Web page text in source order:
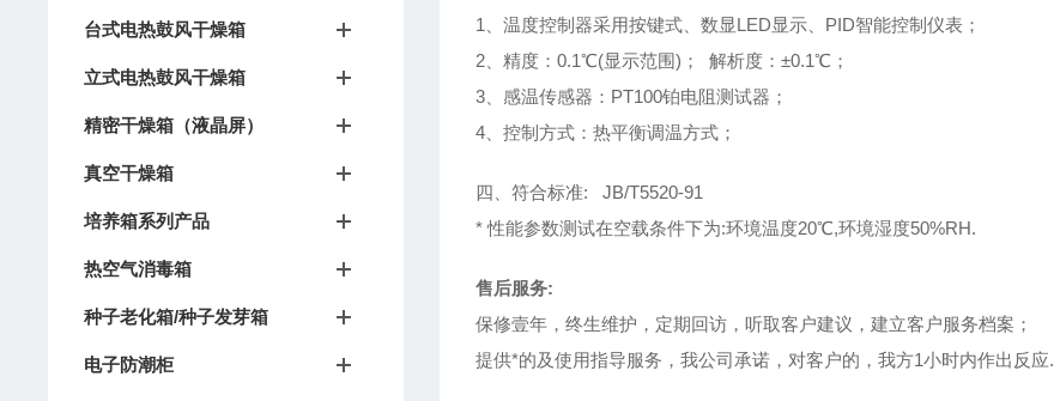
台式电热鼓风干燥箱
立式电热鼓风干燥箱
精密干燥箱（液晶屏）
真空干燥箱
培养箱系列产品
热空气消毒箱
种子老化箱/种子发芽箱
电子防潮柜
1、温度控制器采用按键式、数显LED显示、PID智能控制仪表；
2、精度：0.1℃(显示范围)； 解析度：±0.1℃；
3、感温传感器：PT100铂电阻测试器；
4、控制方式：热平衡调温方式；
四、符合标准: JB/T5520-91
* 性能参数测试在空载条件下为:环境温度20℃,环境湿度50%RH.
售后服务:
保修壹年，终生维护，定期回访，听取客户建议，建立客户服务档案；
提供*的及使用指导服务，我公司承诺，对客户的，我方1小时内作出反应.